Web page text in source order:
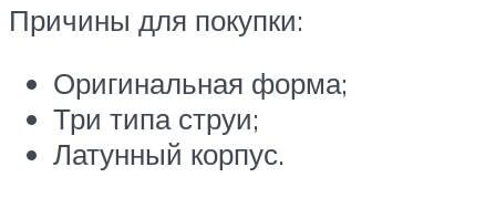
Причины для покупки:
Оригинальная форма;
Три типа струи;
Латунный корпус.